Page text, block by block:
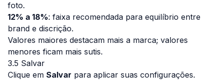
foto.
12% a 18%: faixa recomendada para equilíbrio entre
brand e discrição.
Valores maiores destacam mais a marca; valores
menores ficam mais sutis.
3.5 Salvar
Clique em Salvar para aplicar suas configurações.